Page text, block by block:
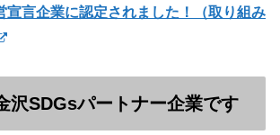
宣言企業に認定されました！（取り組み
沢SDGsパートナー企業です